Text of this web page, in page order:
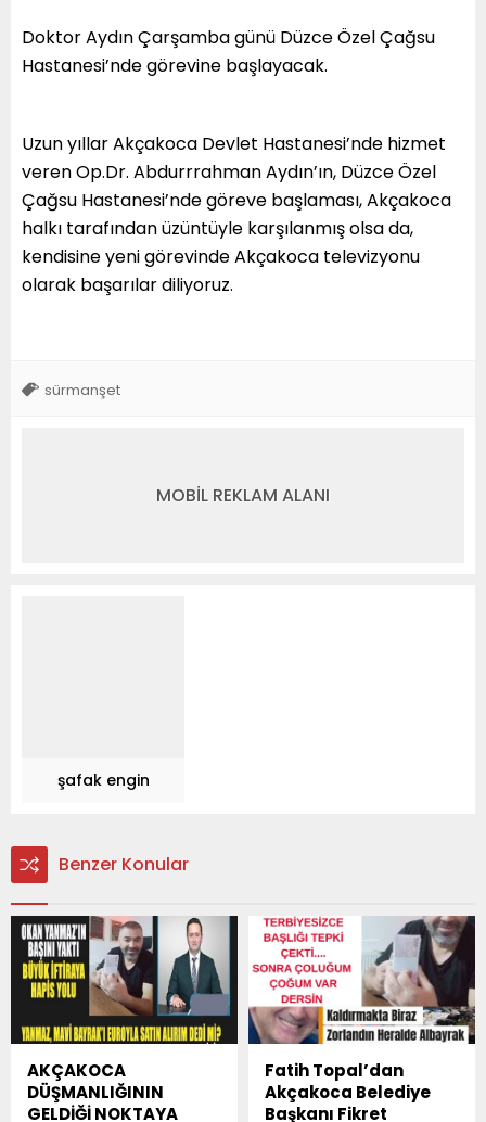
Doktor Aydın Çarşamba günü Düzce Özel Çağsu
Hastanesi’nde görevine başlayacak.
Uzun yıllar Akçakoca Devlet Hastanesi’nde hizmet
veren Op.Dr. Abdurrrahman Aydın’ın, Düzce Özel
Çağsu Hastanesi’nde göreve başlaması, Akçakoca
halkı tarafından üzüntüyle karşılanmış olsa da,
kendisine yeni görevinde Akçakoca televizyonu
olarak başarılar diliyoruz.
sürmanşet
MOBİL REKLAM ALANI
şafak engin
Benzer Konular
AKÇAKOCA
DÜŞMANLIĞININ
GELDİĞİ NOKTAYA
Fatih Topal’dan
Akçakoca Belediye
Başkanı Fikret